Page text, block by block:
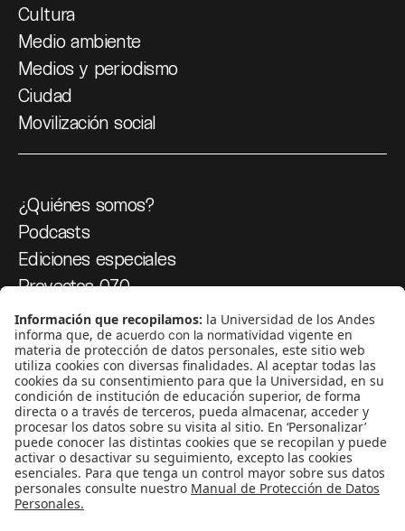
Cultura
Medio ambiente
Medios y periodismo
Ciudad
Movilización social
¿Quiénes somos?
Podcasts
Ediciones especiales
Proyectos 070
SÍGUENOS
¿Quieres escribir en 070?
CONTÁCTANOS